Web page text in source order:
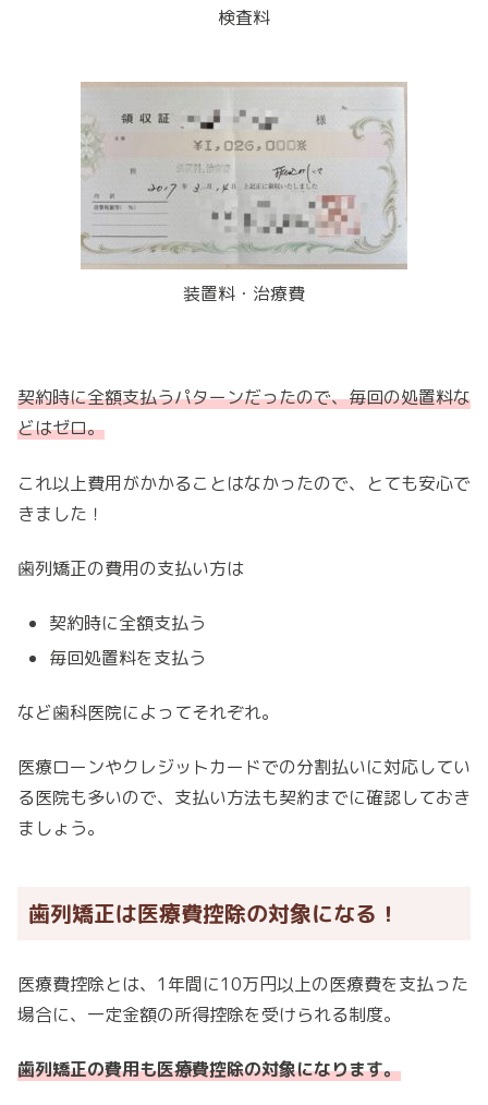
検査料
装置料・治療費
契約時に全額支払うパターンだったので、毎回の処置料な
どはゼロ。
これ以上費用がかかることはなかったので、とても安心で
きました！
歯列矯正の費用の支払い方は
契約時に全額支払う
毎回処置料を支払う
など歯科医院によってそれぞれ。
医療ローンやクレジットカードでの分割払いに対応してい
る医院も多いので、支払い方法も契約までに確認しておき
ましょう。
歯列矯正は医療費控除の対象になる！
医療費控除とは、1年間に10万円以上の医療費を支払った
場合に、一定金額の所得控除を受けられる制度。
歯列矯正の費用も医療費控除の対象になります。